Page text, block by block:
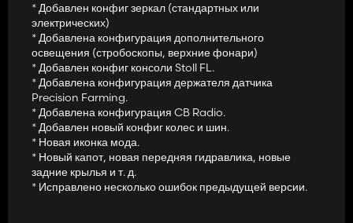
* Добавлен конфиг зеркал (стандартных или
электрических)
* Добавлена конфигурация дополнительного
освещения (стробоскопы, верхние фонари)
* Добавлен конфиг консоли Stoll FL.
* Добавлена конфигурация держателя датчика
Precision Farming.
* Добавлена конфигурация CB Radio.
* Добавлен новый конфиг колес и шин.
* Новая иконка мода.
* Новый капот, новая передняя гидравлика, новые
задние крылья и т. д.
* Исправлено несколько ошибок предыдущей версии.